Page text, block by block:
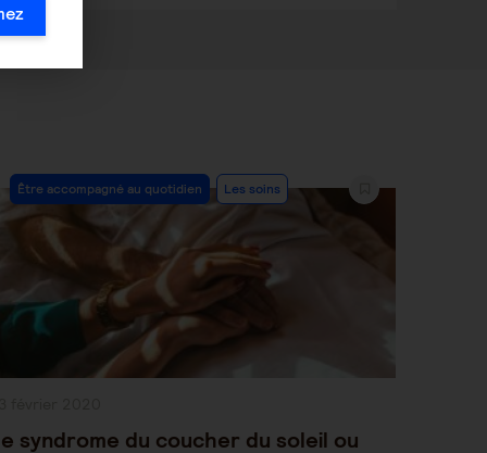
Post
Category:
Être accompagné au quotidien Les soins
syndrome du coucher du soleil ou